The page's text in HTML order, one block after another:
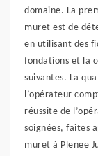
domaine. La
muret est de
en utilisant des
fondations et la
suivantes. La
l’opérateur
réussite de
soignées, faites
muret à Plenee